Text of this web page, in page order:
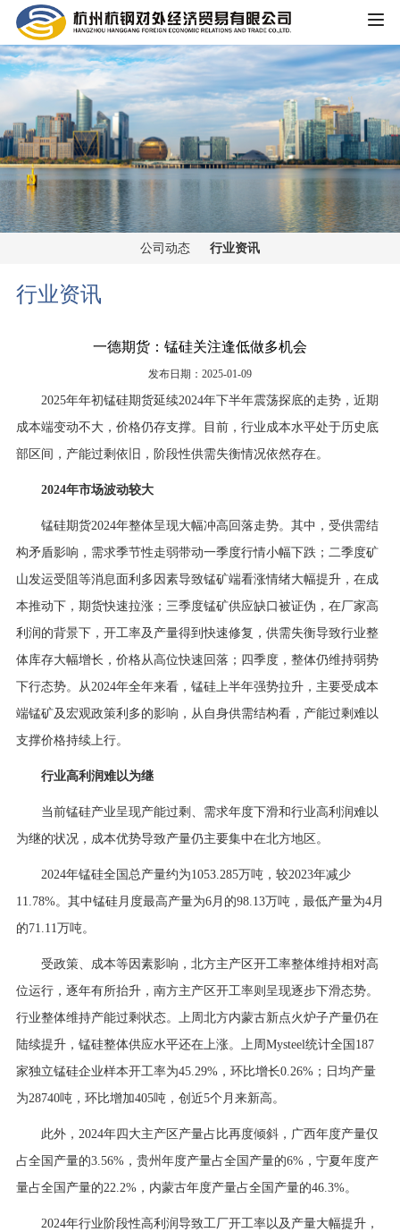
HOME
公司概况
公司简介
大事记
荣誉资质
企业文化
主营业务
黑色金属板块
煤焦板块
党群工作
招贤纳士
联系我们
English
About Us
公司动态 行业资讯
行业资讯
一德期货：锰硅关注逢低做多机会
发布日期：2025-01-09
2025年年初锰硅期货延续2024年下半年震荡探底的走势，近期
成本端变动不大，价格仍存支撑。目前，行业成本水平处于历史底
部区间，产能过剩依旧，阶段性供需失衡情况依然存在。
2024年市场波动较大
锰硅期货2024年整体呈现大幅冲高回落走势。其中，受供需结
构矛盾影响，需求季节性走弱带动一季度行情小幅下跌；二季度矿
山发运受阻等消息面利多因素导致锰矿端看涨情绪大幅提升，在成
本推动下，期货快速拉涨；三季度锰矿供应缺口被证伪，在厂家高
利润的背景下，开工率及产量得到快速修复，供需失衡导致行业整
体库存大幅增长，价格从高位快速回落；四季度，整体仍维持弱势
下行态势。从2024年全年来看，锰硅上半年强势拉升，主要受成本
端锰矿及宏观政策利多的影响，从自身供需结构看，产能过剩难以
支撑价格持续上行。
行业高利润难以为继
当前锰硅产业呈现产能过剩、需求年度下滑和行业高利润难以
为继的状况，成本优势导致产量仍主要集中在北方地区。
2024年锰硅全国总产量约为1053.285万吨，较2023年减少
11.78%。其中锰硅月度最高产量为6月的98.13万吨，最低产量为4月
的71.11万吨。
受政策、成本等因素影响，北方主产区开工率整体维持相对高
位运行，逐年有所抬升，南方主产区开工率则呈现逐步下滑态势。
行业整体维持产能过剩状态。上周北方内蒙古新点火炉子产量仍在
陆续提升，锰硅整体供应水平还在上涨。上周Mysteel统计全国187
家独立锰硅企业样本开工率为45.29%，环比增长0.26%；日均产量
为28740吨，环比增加405吨，创近5个月来新高。
此外，2024年四大主产区产量占比再度倾斜，广西年度产量仅
占全国产量的3.56%，贵州年度产量占全国产量的6%，宁夏年度产
量占全国产量的22.2%，内蒙古年度产量占全国产量的46.3%。
2024年行业阶段性高利润导致工厂开工率以及产量大幅提升，